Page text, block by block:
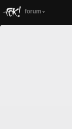
forum